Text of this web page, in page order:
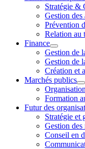
Stratégie &
Gestion des
Prévention
Relation au
Finance
Gestion de
Gestion de
Création et
Marchés publics
Formation
Futur des
Stratégie et
Gestion des
Conseil en